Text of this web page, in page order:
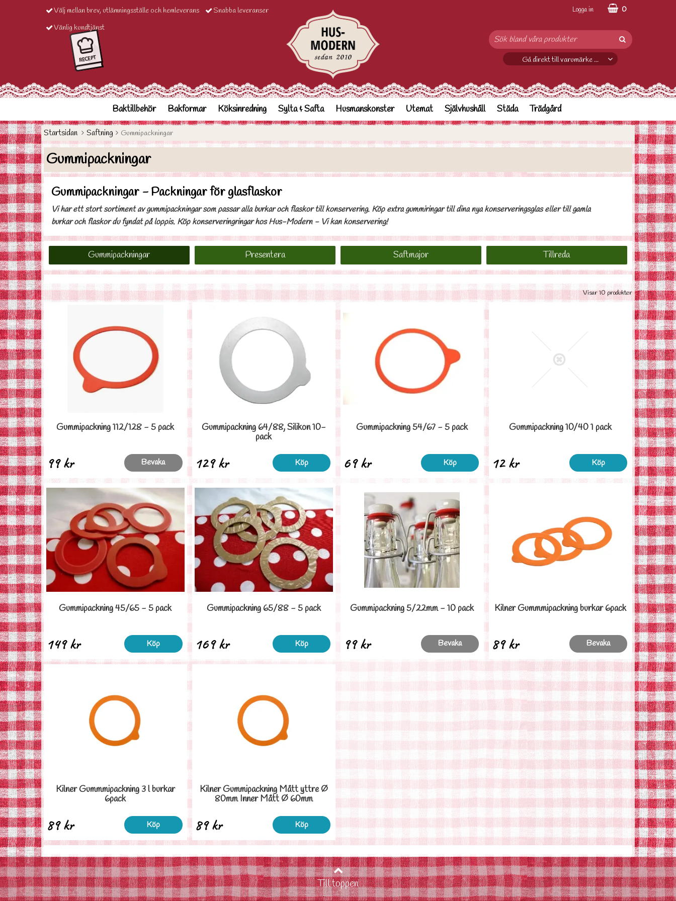
Välj mellan brev, utlämningsställe och hemleverans
Snabba leveranser
Vänlig kundtjänst
Logga in 0
Gå direkt till varumärke ...
Baktillbehör Bakformar Köksinredning Sylta & Safta Husmanskonster Utemat Självhushåll Städa Trädgård
Startsidan Saftning Gummipackningar
Gummipackningar
Gummipackningar - Packningar för glasflaskor
Vi har ett stort sortiment av gummipackningar som passar alla burkar och flaskor till konservering. Köp extra gummiringar till dina nya konserveringsglas eller till gamla
burkar och flaskor du fyndat på loppis. Köp konserveringringar hos Hus-Modern - Vi kan konservering!
Gummipackningar Presentera Saftmajor Tillreda
Visar 10 produkter
Gummipackning 112/128 - 5 pack
99 kr Bevaka
Gummipackning 64/88, Silikon 10-
pack
129 kr Köp
Gummipackning 54/67 - 5 pack
69 kr Köp
Gummipackning 10/40 1 pack
12 kr Köp
Gummipackning 45/65 - 5 pack
149 kr Köp
Gummipackning 65/88 - 5 pack
169 kr Köp
Gummipackning 5/22mm - 10 pack
99 kr Bevaka
Kilner Gummmipackning burkar 6pack
89 kr Bevaka
Kilner Gummmipackning 3 l burkar
6pack
89 kr Köp
Kilner Gummipackning Mått yttre Ø
80mm Inner Mått Ø 60mm
89 kr Köp
Till toppen